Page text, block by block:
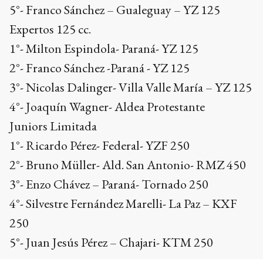
5°- Franco Sánchez – Gualeguay – YZ 125
Expertos 125 cc.
1°- Milton Espindola- Paraná- YZ 125
2°- Franco Sánchez -Paraná - YZ 125
3°- Nicolas Dalinger- Villa Valle María – YZ 125
4°- Joaquín Wagner- Aldea Protestante
Juniors Limitada
1°- Ricardo Pérez- Federal- YZF 250
2°- Bruno Müller- Ald. San Antonio- RMZ 450
3°- Enzo Chávez – Paraná- Tornado 250
4°- Silvestre Fernández Marelli- La Paz – KXF
250
5°- Juan Jesús Pérez – Chajari- KTM 250